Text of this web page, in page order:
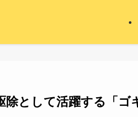
除として活躍する「ゴ